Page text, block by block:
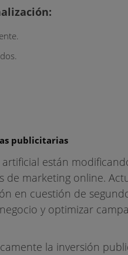
publicitarias
están
de marketing online.
en cuestión de
y optimizar
la inversión